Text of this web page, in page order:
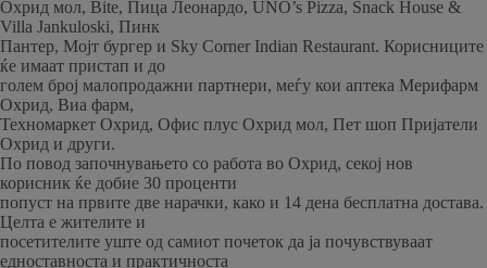
Охрид мол, Bite, Пица Леонардо, UNO’s Pizza, Snack House &
Villa Jankuloski, Пинк
Пантер, Мојт бургер и Sky Corner Indian Restaurant. Корисниците
ќе имаат пристап и до
голем број малопродажни партнери, меѓу кои аптека Мерифарм
Охрид, Виа фарм,
Техномаркет Охрид, Офис плус Охрид мол, Пет шоп Пријатели
Охрид и други.
По повод започнувањето со работа во Охрид, секој нов
корисник ќе добие 30 проценти
попуст на првите две нарачки, како и 14 дена бесплатна достава.
Целта е жителите и
посетителите уште од самиот почеток да ја почувствуваат
едноставноста и практичноста